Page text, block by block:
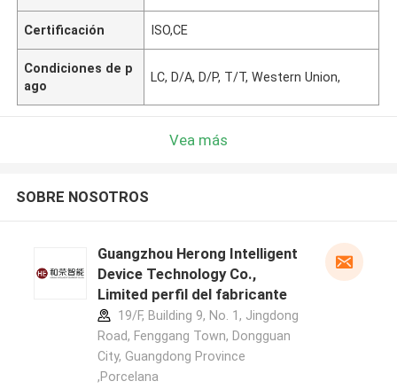
Certificación ISO,CE
Condiciones de p
ago
LC, D/A, D/P, T/T, Western Union,
Vea más
SOBRE NOSOTROS
Guangzhou Herong Intelligent
Device Technology Co.,
Limited perfil del fabricante
19/F, Building 9, No. 1, Jingdong
Road, Fenggang Town, Dongguan
City, Guangdong Province
,Porcelana